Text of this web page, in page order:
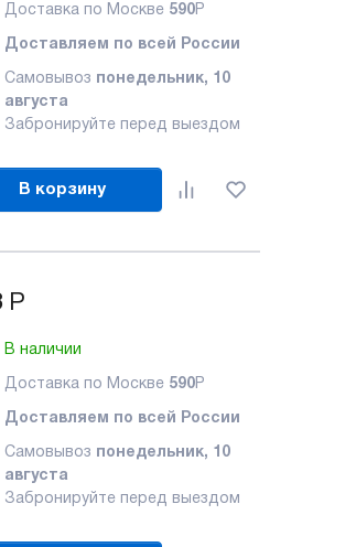
Доставка по Москве 590Р
Доставляем по всей России
Самовывоз понедельник, 10
августа
Забронируйте перед выездом
В корзину
Р
В наличии
Доставка по Москве 590Р
Доставляем по всей России
Самовывоз понедельник, 10
августа
Забронируйте перед выездом